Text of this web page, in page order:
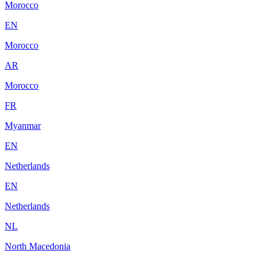
Morocco
EN
Morocco
AR
Morocco
FR
Myanmar
EN
Netherlands
EN
Netherlands
NL
North Macedonia